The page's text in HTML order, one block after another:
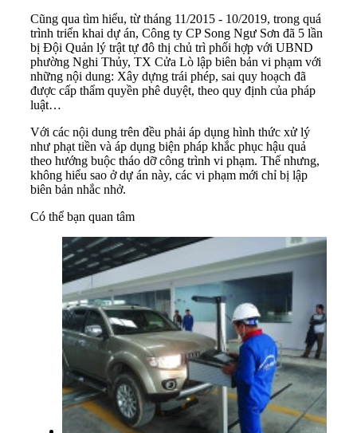
Cũng qua tìm hiểu, từ tháng 11/2015 - 10/2019, trong quá
trình triển khai dự án, Công ty CP Song Ngư Sơn đã 5 lần
bị Đội Quản lý trật tự đô thị chủ trì phối hợp với UBND
phường Nghi Thủy, TX Cửa Lò lập biên bản vi phạm với
những nội dung: Xây dựng trái phép, sai quy hoạch đã
được cấp thẩm quyền phê duyệt, theo quy định của pháp
luật…
Với các nội dung trên đều phải áp dụng hình thức xử lý
như phạt tiền và áp dụng biện pháp khắc phục hậu quả
theo hướng buộc tháo dỡ công trình vi phạm. Thế nhưng,
không hiểu sao ở dự án này, các vi phạm mới chỉ bị lập
biên bản nhắc nhở.
Có thể bạn quan tâm